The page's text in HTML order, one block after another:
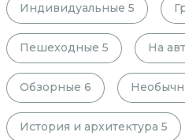
Индивидуальные 5
Пешеходные 5 На
Обзорные 6
История и архитектура 5